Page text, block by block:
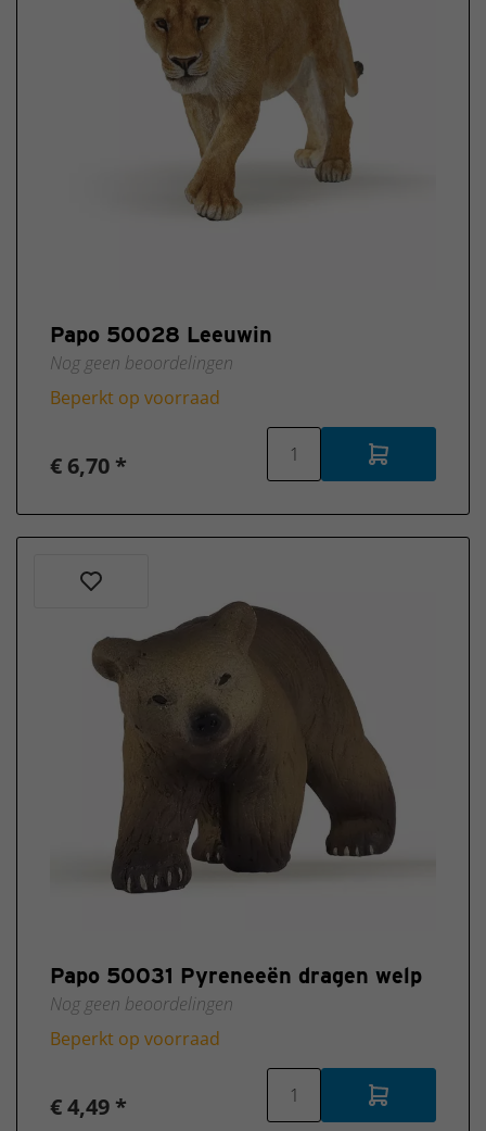
Papo 50028 Leeuwin
Nog geen beoordelingen
Beperkt op voorraad
€ 6,70 *
Papo 50031 Pyreneeën dragen welp
Nog geen beoordelingen
Beperkt op voorraad
€ 4,49 *